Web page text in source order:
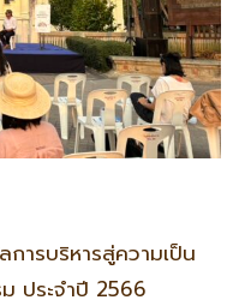
การบริหารสู่ความเป็น
ประจำปี 2566